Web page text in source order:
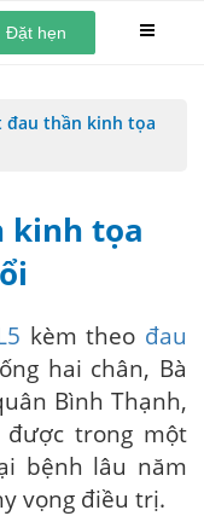
Đặt hẹn
đau thần kinh tọa
kinh tọa
kèm theo đau
hai chân, Bà
Bình Thạnh,
được trong một
bệnh lâu năm
vọng điều trị.